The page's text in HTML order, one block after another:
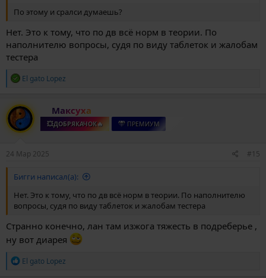
По этому и сралси думаешь?
Нет. Это к тому, что по дв всё норм в теории. По
наполнителю вопросы, судя по виду таблеток и жалобам
тестера
Р
к
ц
и
и
El gato Lopez
Максуха
💥ДОБРЯКАЧОК🔥 ПРЕМИУМ
24 Мар 2025 #15
Бигги написал(а):
Нет. Это к тому, что по дв всё норм в теории. По наполнителю
вопросы, судя по виду таблеток и жалобам тестера
Странно конечно, лан там изжога тяжесть в подреберье ,
ну вот диарея
РEl gato Lopez